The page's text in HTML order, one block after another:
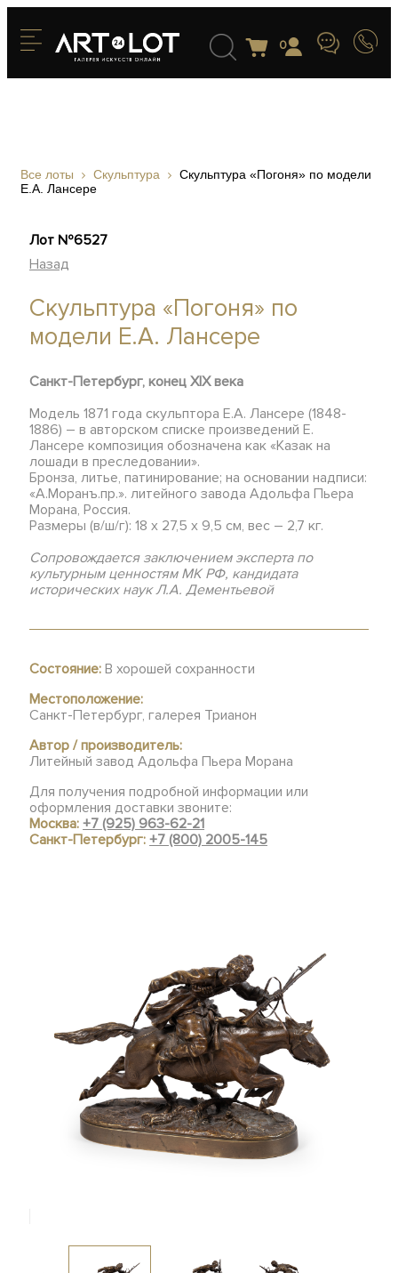
0
Все лоты Скульптура
Скульптура «Погоня» по модели
Е.А. Лансере
Лот №6527
Назад
Скульптура «Погоня» по
модели Е.А. Лансере
Санкт-Петербург, конец ХIХ века
Модель 1871 года скульптора Е.А. Лансере (1848-
1886) – в авторском списке произведений Е.
Лансере композиция обозначена как «Казак на
лошади в преследовании».
Бронза, литье, патинирование; на основании надписи:
«А.Моранъ.пр.». литейного завода Адольфа Пьера
Морана, Россия.
Размеры (в/ш/г): 18 х 27,5 х 9,5 см, вес – 2,7 кг.
Сопровождается заключением эксперта по
культурным ценностям МК РФ, кандидата
исторических наук Л.А. Дементьевой
Состояние: В хорошей сохранности
Местоположение:
Санкт-Петербург, галерея Трианон
Автор / производитель:
Литейный завод Адольфа Пьера Морана
Для получения подробной информации или
оформления доставки звоните:
Москва:+7 (925) 963-62-21
Санкт-Петербург:+7 (800) 2005-145